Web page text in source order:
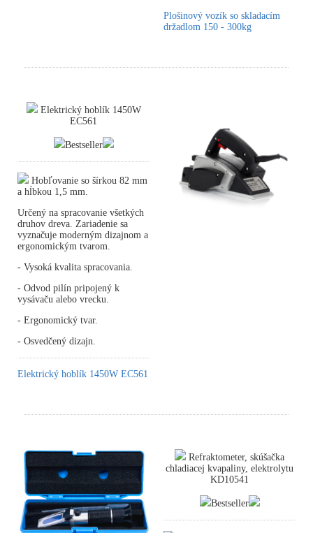
Plošinový vozík so skladacím
držadlom 150 - 300kg
Elektrický hoblík 1450W
EC561
Bestseller
Hobľovanie so šírkou 82 mm
a hĺbkou 1,5 mm.
Určený na spracovanie všetkých
druhov dreva. Zariadenie sa
vyznačuje moderným dizajnom a
ergonomickým tvarom.
- Vysoká kvalita spracovania.
- Odvod pilín pripojený k
vysávaču alebo vrecku.
- Ergonomický tvar.
- Osvedčený dizajn.
Elektrický hoblík 1450W EC561
Refraktometer, skúšačka
chladiacej kvapaliny, elektrolytu
KD10541
Bestseller